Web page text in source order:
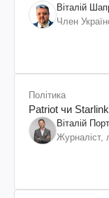
Віталій
Член
Політика
Patriot чи
Віталій
Журналіст,